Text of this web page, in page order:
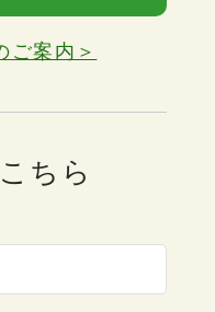
ご案内＞
ちら